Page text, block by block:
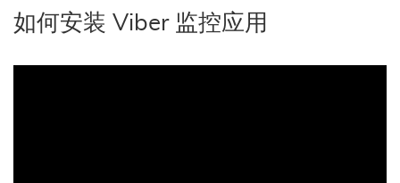
如何安装 Viber 监控应用